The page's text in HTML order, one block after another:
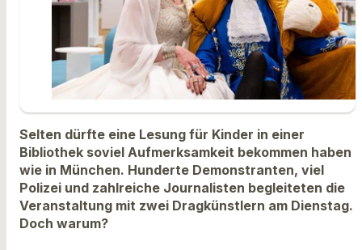
Selten dürfte eine Lesung für Kinder in einer
Bibliothek soviel Aufmerksamkeit bekommen haben
wie in München. Hunderte Demonstranten, viel
Polizei und zahlreiche Journalisten begleiteten die
Veranstaltung mit zwei Dragkünstlern am Dienstag.
Doch warum?